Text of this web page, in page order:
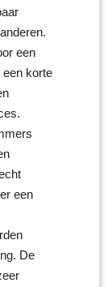
een
korte
een
De